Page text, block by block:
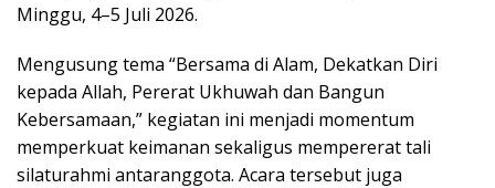
Minggu, 4–5 Juli 2026.
Mengusung tema “Bersama di Alam, Dekatkan Diri
kepada Allah, Pererat Ukhuwah dan Bangun
Kebersamaan,” kegiatan ini menjadi momentum
memperkuat keimanan sekaligus mempererat tali
silaturahmi antaranggota. Acara tersebut juga